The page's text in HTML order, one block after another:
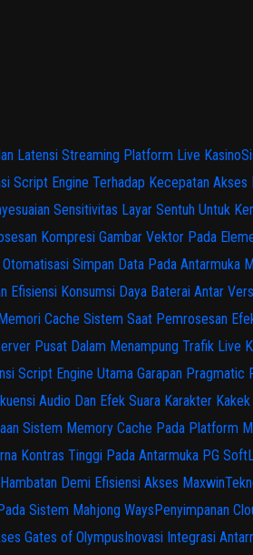
Latensi Streaming Platform Live Kasino
Script Engine Terhadap Kecepatan Akses
Sensitivitas Layar Sentuh Untuk
Kompresi Gambar Vektor Pada
Otomatisasi Simpan Data Pada Antarmuka
Efisiensi Konsumsi Daya Baterai Antar
Cache Sistem Saat Pemrosesan
Pusat Dalam Menampung Trafik Live
Script Engine Utama Garapan Pragmatic
Audio Dan Efek Suara Karakter
Sistem Memory Cache Pada Platform
Kontras Tinggi Pada Antarmuka PG Soft
Demi Efisiensi Akses Maxwin
Sistem Mahjong WaysPenyimpanan
Gates of OlympusInovasi Integrasi